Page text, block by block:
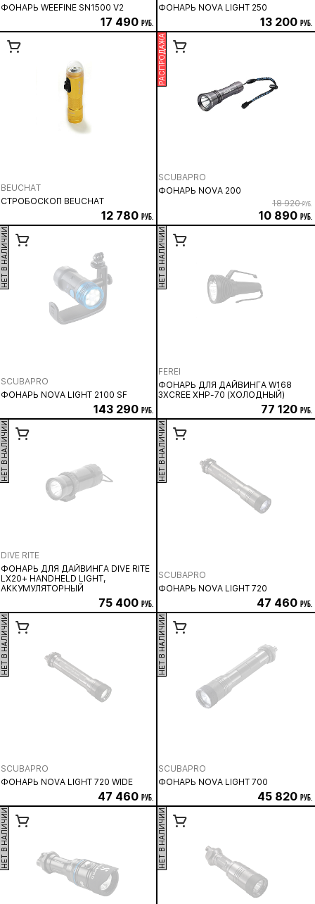
ФОНАРЬ WEEFINE SN1500 V2
17 490 руб.
ФОНАРЬ NOVA LIGHT 250
13 200 руб.
BEUCHAT
СТРОБОСКОП BEUCHAT
12 780 руб.
РАСПРОДАЖА
SCUBAPRO
ФОНАРЬ NOVA 200
18 920руб.
10 890 руб.
НЕТ В НАЛИЧИИ
SCUBAPRO
ФОНАРЬ NOVA LIGHT 2100 SF
143 290 руб.
НЕТ В НАЛИЧИИ
FEREI
ФОНАРЬ ДЛЯ ДАЙВИНГА W168
3ХCREE XHP-70 (ХОЛОДНЫЙ)
77 120 руб.
НЕТ В НАЛИЧИИ
DIVE RITE
ФОНАРЬ ДЛЯ ДАЙВИНГА DIVE RITE
LX20+ HANDHELD LIGHT,
АККУМУЛЯТОРНЫЙ
75 400 руб.
НЕТ В НАЛИЧИИ
SCUBAPRO
ФОНАРЬ NOVA LIGHT 720
47 460 руб.
НЕТ В НАЛИЧИИ
SCUBAPRO
ФОНАРЬ NOVA LIGHT 720 WIDE
47 460 руб.
НЕТ В НАЛИЧИИ
SCUBAPRO
ФОНАРЬ NOVA LIGHT 700
45 820 руб.
НЕТ В НАЛИЧИИ НЕТ В НАЛИЧИИ